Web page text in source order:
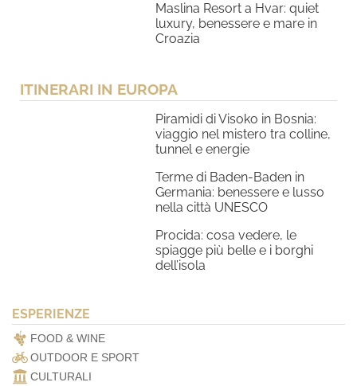
Maslina Resort a Hvar: quiet
luxury, benessere e mare in
Croazia
ITINERARI IN EUROPA
Piramidi di Visoko in Bosnia:
viaggio nel mistero tra colline,
tunnel e energie
Terme di Baden-Baden in
Germania: benessere e lusso
nella città UNESCO
Procida: cosa vedere, le
spiagge più belle e i borghi
dell’isola
ESPERIENZE
FOOD & WINE
OUTDOOR E SPORT
CULTURALI